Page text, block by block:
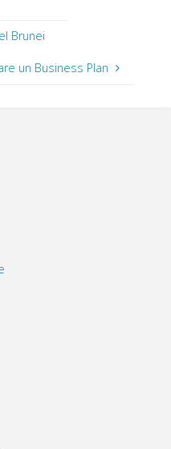
Brunei
un Business Plan